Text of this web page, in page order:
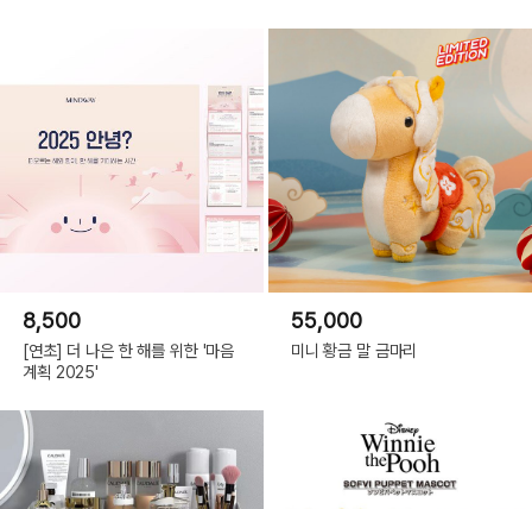
8,500
[연초] 더 나은 한 해를 위한 '마음
계획 2025'
55,000
미니 황금 말 금마리